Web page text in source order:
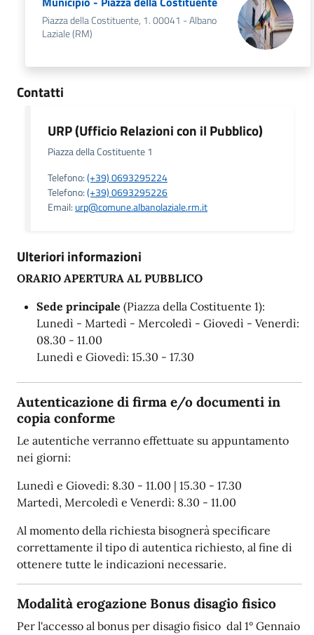
Piazza della Costituente, 1. 00041 - Albano
Laziale (RM)
Contatti
URP (Ufficio Relazioni con il Pubblico)
Piazza della Costituente 1
Telefono:(+39) 0693295224
Telefono:(+39) 0693295226
Email: urp@comune.albanolaziale.rm.it
Ulteriori informazioni
ORARIO APERTURA AL PUBBLICO
Sede principale (Piazza della Costituente 1):
Lunedì - Martedì - Mercoledì - Giovedì - Venerdì:
08.30 - 11.00
Lunedì e Giovedì: 15.30 - 17.30
Autenticazione di firma e/o documenti in
copia conforme
Le autentiche verranno effettuate su appuntamento
nei giorni:
Lunedì e Giovedì: 8.30 - 11.00 | 15.30 - 17.30
Martedì, Mercoledì e Venerdì: 8.30 - 11.00
Al momento della richiesta bisognerà specificare
correttamente il tipo di autentica richiesto, al fine di
ottenere tutte le indicazioni necessarie.
Modalità erogazione Bonus disagio fisico
Per l'accesso al bonus per disagio fisico dal 1° Gennaio